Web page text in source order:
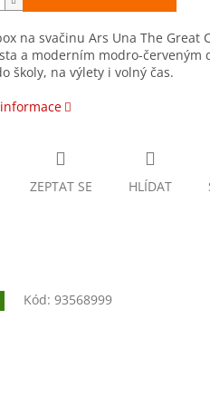
na svačinu Ars Una The Great
a moderním modro-červeným
školy, na výlety i volný čas.
ZEPTAT SE HLÍDAT
Kód:93568999